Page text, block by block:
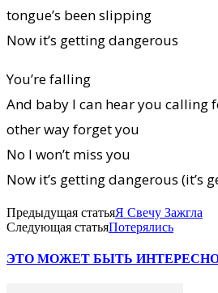
tongue’s been slipping
Now it’s getting dangerous
You’re falling
And baby I can hear you calling
other way forget you
No I won’t miss you
Now it’s getting dangerous (it’s
Предыдущая статьяЯ Свечу Зажгла
Следующая статьяПотерялись
ЭТО МОЖЕТ БЫТЬ